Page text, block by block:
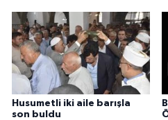
Husumetli iki aile barışla
son buldu